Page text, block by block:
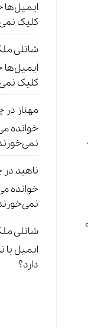
ایمیل‌ها
کلیک
شانلی
ایمیل‌ها
کلیک
مهناز در
خوانده
ناهید در
خوانده
شانلی
ایمیل
دارد؟